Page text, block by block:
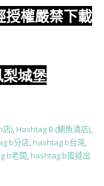
授權嚴禁下載
城堡
店), Hashtag B (鰂魚涌店),
b分店, hashtag b台灣,
b老闆, hashtag b蛋撻出